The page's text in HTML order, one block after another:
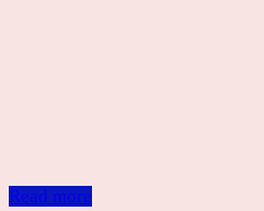
Read more